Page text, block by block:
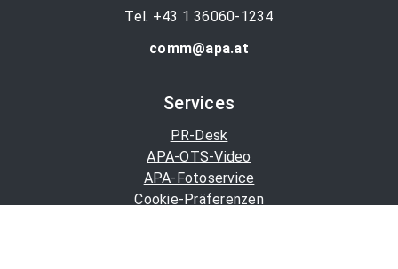
Tel. +43 1 36060-1234
comm@apa.at
Services
PR-Desk
APA-OTS-Video
APA-Fotoservice
Cookie-Präferenzen